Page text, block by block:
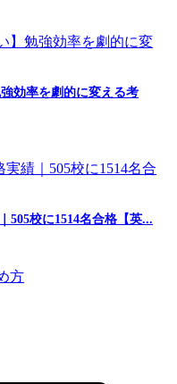
効率を劇的に変える考
505校に1514名合格【英...